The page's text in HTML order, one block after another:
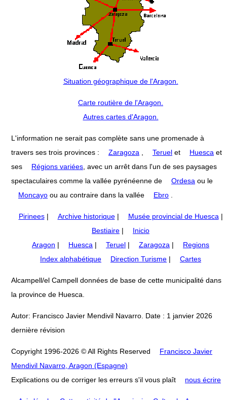
Situation géographique de l'Aragon.
Carte routière de l'Aragon.
Autres cartes d'Aragon.
L'information ne serait pas complète sans une promenade à
travers ses trois provinces :
Zaragoza , Teruel et Huesca et
ses
Régions variées, avec un arrêt dans l'un de ses paysages
spectaculaires comme la vallée pyrénéenne de
Ordesa ou le
Moncayo ou au contraire dans la vallée Ebro .
Pirinees| Archive historique| Musée provincial de Huesca|
Bestiaire |
Inicio
Aragon | Huesca | Teruel | Zaragoza |
Regions
Index alphabétique
Direction Turisme | Cartes
Alcampell/el Campell données de base de cette municipalité dans
la province de Huesca.
Autor: Francisco Javier Mendivil Navarro. Date : 1 janvier 2026
dernière révision
Copyright 1996-2026 © All Rights Reserved
Francisco Javier
Mendivil Navarro, Aragon (Espagne)
Explications ou de corriger les erreurs s'il vous plaît
nous écrire